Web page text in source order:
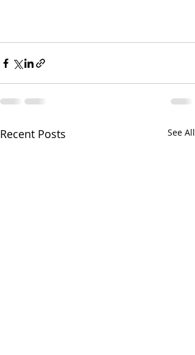
Recent Posts See All